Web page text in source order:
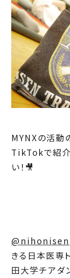
MYNXの活動
TikTokで紹介
い！🎥
@nihonisen
きる日本医専
田大学チアダ